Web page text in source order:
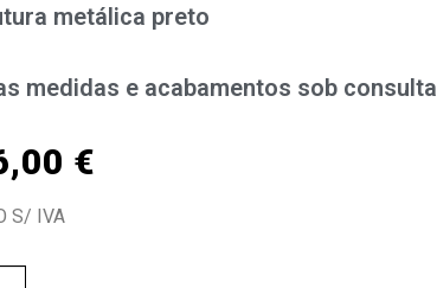
metálica preto
medidas e acabamentos sob consulta
€
S/ IVA